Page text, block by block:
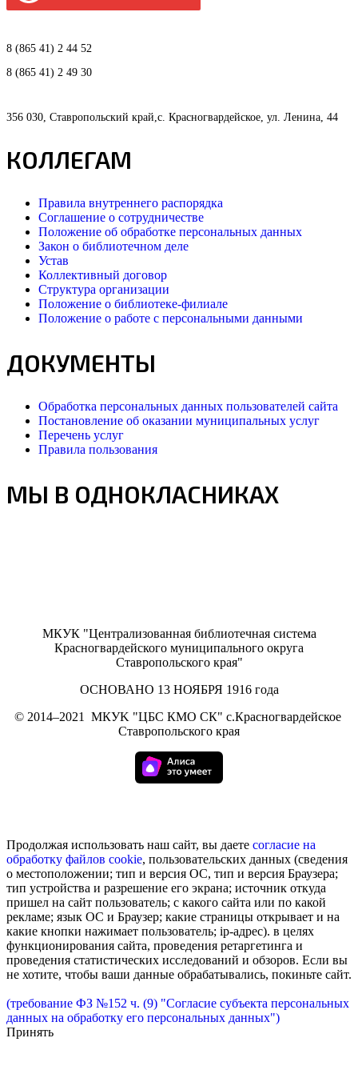
8 (865 41) 2 44 52
8 (865 41) 2 49 30
356 030, Ставропольский край,с. Красногвардейское, ул. Ленина, 44
КОЛЛЕГАМ
Правила внутреннего распорядка
Соглашение о сотрудничестве
Положение об обработке персональных данных
Закон о библиотечном деле
Устав
Коллективный договор
Структура организации
Положение о библиотеке-филиале
Положение о работе с персональными данными
ДОКУМЕНТЫ
Обработка персональных данных пользователей сайта
Постановление об оказании муниципальных услуг
Перечень услуг
Правила пользования
МЫ В ОДНОКЛАСНИКАХ
МКУК "Централизованная библиотечная система
Красногвардейского муниципального округа
Ставропольского края"
ОСНОВАНО 13 НОЯБРЯ 1916 года
© 2014–2021
МКУK "ЦБС КМО СК" с.Красногвардейское
Ставропольского края
Продолжая использовать наш сайт, вы даете согласие на
обработку файлов cookie, пользовательских данных (сведения
о местоположении; тип и версия ОС, тип и версия Браузера;
тип устройства и разрешение его экрана; источник откуда
пришел на сайт пользователь; с какого сайта или по какой
рекламе; язык ОС и Браузер; какие страницы открывает и на
какие кнопки нажимает пользователь; ip-адрес). в целях
функционирования сайта, проведения ретаргетинга и
проведения статистических исследований и обзоров. Если вы
не хотите, чтобы ваши данные обрабатывались, покиньте сайт.
(требование ФЗ №152 ч. (9) "Согласие субъекта персональных
данных на обработку его персональных данных")
Принять